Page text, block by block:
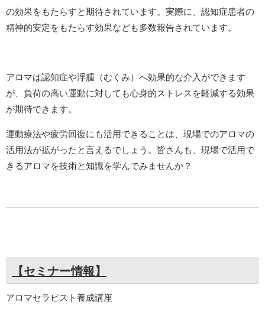
の効果をもたらすと期待されています。実際に、認知症患者の
精神的安定をもたらす効果なども多数報告されています。
アロマは認知症や浮腫（むくみ）へ効果的な介入ができます
が、負荷の高い運動に対しても心身的ストレスを軽減する効果
が期待できます。
運動療法や疲労回復にも活用できることは、現場でのアロマの
活用法が拡がったと言えるでしょう。皆さんも、現場で活用で
きるアロマを技術と知識を学んでみませんか？
【セミナー情報】
アロマセラピスト養成講座